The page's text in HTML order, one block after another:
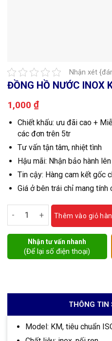
Nhận xét
ĐỒNG HỒ NƯỚC INOX
1,000 ₫
Chiết khấu: ưu đãi cao +
các đơn trên 5tr
Tư vấn tận tâm, nhiệt tình
Hậu mãi: Nhận bảo hành
Tin cậy: Hàng cam kết gốc
Giá ở bên trái chỉ mang tính
Đồng hồ nước inox Komax
Thêm vào giỏ
Nhận tư vấn nhanh
(Để lại số điện thoại)
THÔNG TIN
Model: KM, tiêu chuẩn